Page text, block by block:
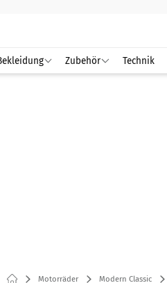
Zubehör Technik
Motorräder Modern Classic